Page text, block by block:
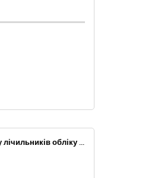
Послуги з повірки та ремонту лічильників обліку теплової енергії